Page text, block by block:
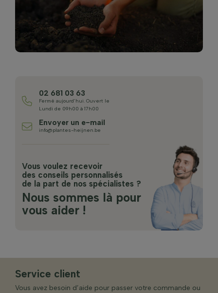
02 681 03 63
Fermé aujourd’hui. Ouvert le
Lundi de 09h00 à 17h00
Envoyer un e-mail
info@plantes-heijnen.be
Vous voulez recevoir
des conseils personnalisés
de la part de nos spécialistes ?
Nous sommes là pour
vous aider !
Service client
Vous avez besoin d’aide pour passer votre commande ou